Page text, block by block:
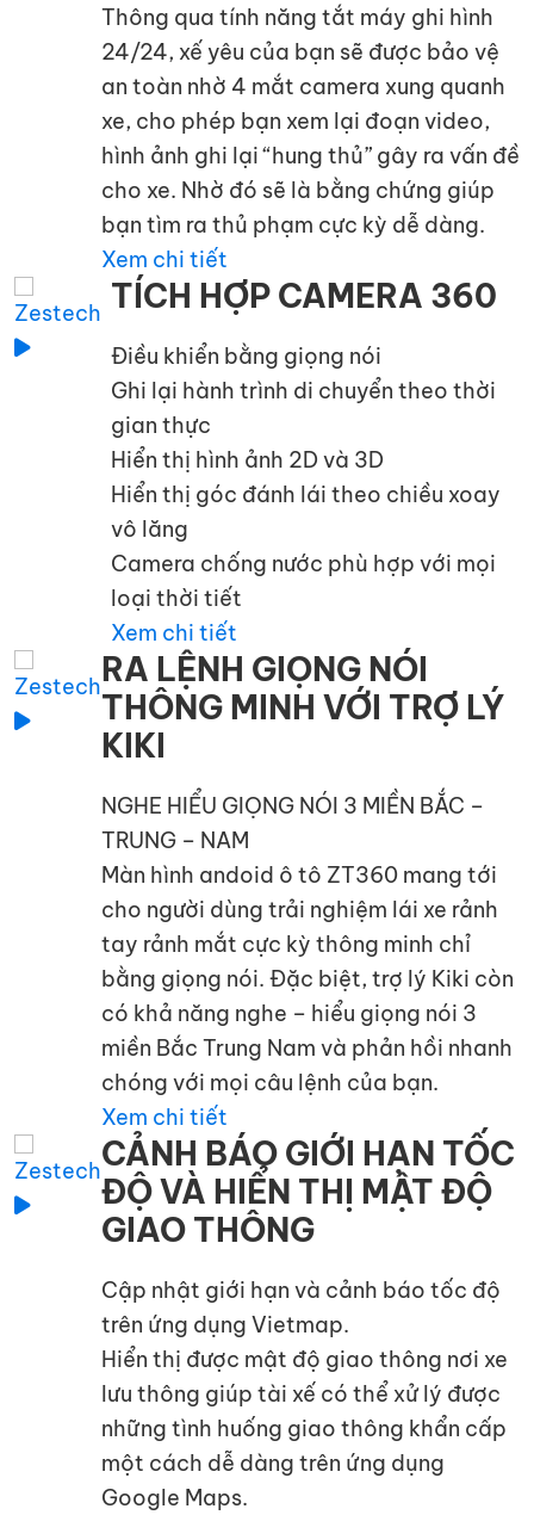
Thông qua tính năng tắt máy ghi hình
24/24, xế yêu của bạn sẽ được bảo vệ
an toàn nhờ 4 mắt camera xung quanh
xe, cho phép bạn xem lại đoạn video,
hình ảnh ghi lại “hung thủ” gây ra vấn đề
cho xe. Nhờ đó sẽ là bằng chứng giúp
bạn tìm ra thủ phạm cực kỳ dễ dàng.
Xem chi tiết
TÍCH HỢP CAMERA 360
Điều khiển bằng giọng nói
Ghi lại hành trình di chuyển theo thời
gian thực
Hiển thị hình ảnh 2D và 3D
Hiển thị góc đánh lái theo chiều xoay
vô lăng
Camera chống nước phù hợp với mọi
loại thời tiết
Xem chi tiết
RA LỆNH GIỌNG NÓI
THÔNG MINH VỚI TRỢ LÝ
KIKI
NGHE HIỂU GIỌNG NÓI 3 MIỀN BẮC –
TRUNG – NAM
Màn hình andoid ô tô ZT360 mang tới
cho người dùng trải nghiệm lái xe rảnh
tay rảnh mắt cực kỳ thông minh chỉ
bằng giọng nói. Đặc biệt, trợ lý Kiki còn
có khả năng nghe – hiểu giọng nói 3
miền Bắc Trung Nam và phản hồi nhanh
chóng với mọi câu lệnh của bạn.
Xem chi tiết
CẢNH BÁO GIỚI HẠN TỐC
ĐỘ VÀ HIỂN THỊ MẬT ĐỘ
GIAO THÔNG
Cập nhật giới hạn và cảnh báo tốc độ
trên ứng dụng Vietmap.
Hiển thị được mật độ giao thông nơi xe
lưu thông giúp tài xế có thể xử lý được
những tình huống giao thông khẩn cấp
một cách dễ dàng trên ứng dụng
Google Maps.